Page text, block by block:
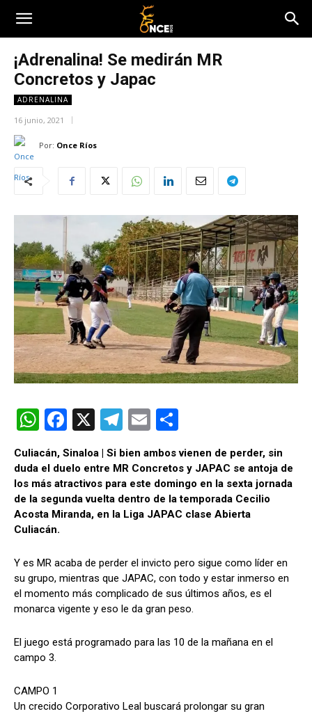
¡Adrenalina! Se medirán MR
Concretos y Japac
ADRENALINA
16 junio, 2021
Por: Once Ríos
W
at
s
A
p
p
F
ce
b
o
k
X
T
e
gr
a
E
ail m
p
ar
Culiacán, Sinaloa | Si bien ambos vienen de perder, sin
duda el duelo entre MR Concretos y JAPAC se antoja de
los más atractivos para este domingo en la sexta jornada
de la segunda vuelta dentro de la temporada Cecilio
Acosta Miranda, en la Liga JAPAC clase Abierta
Culiacán.
Y es MR acaba de perder el invicto pero sigue como líder en
su grupo, mientras que JAPAC, con todo y estar inmerso en
el momento más complicado de sus últimos años, es el
monarca vigente y eso le da gran peso.
El juego está programado para las 10 de la mañana en el
campo 3.
CAMPO 1
Un crecido Corporativo Leal buscará prolongar su gran